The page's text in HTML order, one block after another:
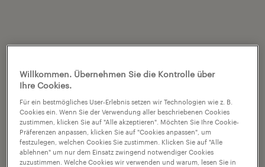
Willkommen. Übernehmen Sie die Kontrolle über
Ihre Cookies.
Für ein bestmögliches User-Erlebnis setzen wir Technologien wie z. B.
Cookies ein. Wenn Sie der Verwendung aller beschriebenen Cookies
zustimmen, klicken Sie auf "Alle akzeptieren". Möchten Sie Ihre Cookie-
Präferenzen anpassen, klicken Sie auf "Cookies anpassen", um
festzulegen, welchen Cookies Sie zustimmen. Klicken Sie auf "Alle
ablehnen" um nur dem Einsatz zwingend notwendiger Cookies
zuzustimmen. Welche Cookies wir verwenden und warum, lesen Sie in